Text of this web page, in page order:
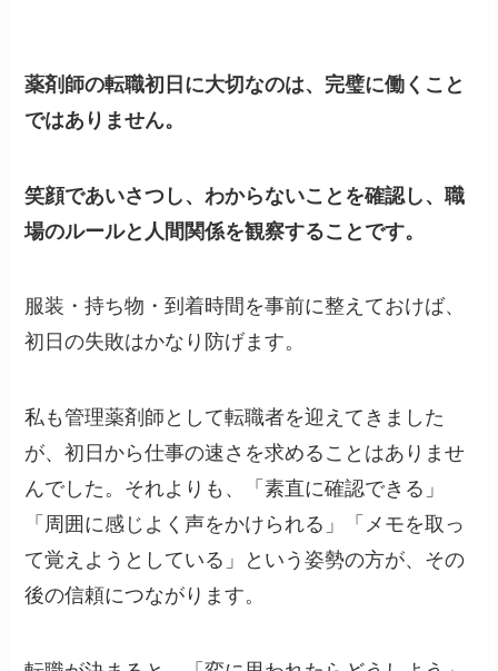
薬剤師の転職初日に大切なのは、完璧に働くこと
ではありません。
笑顔であいさつし、わからないことを確認し、職
場のルールと人間関係を観察することです。
服装・持ち物・到着時間を事前に整えておけば、
初日の失敗はかなり防げます。
私も管理薬剤師として転職者を迎えてきました
が、初日から仕事の速さを求めることはありませ
んでした。それよりも、「素直に確認できる」
「周囲に感じよく声をかけられる」「メモを取っ
て覚えようとしている」という姿勢の方が、その
後の信頼につながります。